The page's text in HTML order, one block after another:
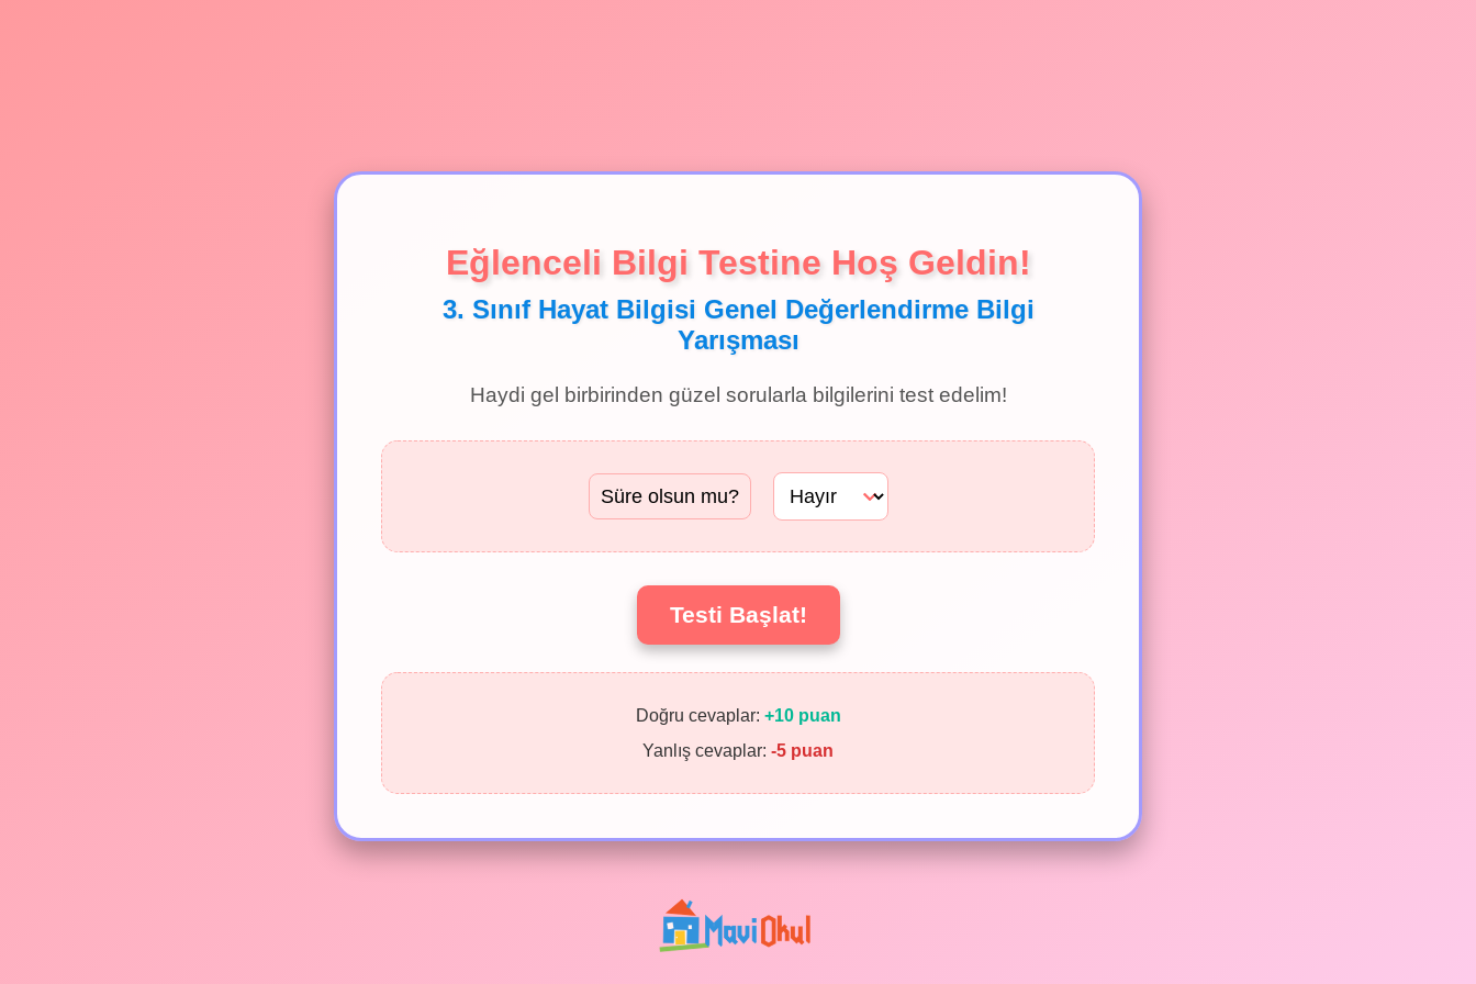
Eğlenceli Bilgi Testine Hoş Geldin!
3. Sınıf Hayat Bilgisi Genel Değerlendirme Bilgi
Yarışması
Haydi gel birbirinden güzel sorularla bilgilerini test edelim!
Süre olsun mu?
Testi Başlat!
Doğru cevaplar: +10 puan
Yanlış cevaplar: -5 puan